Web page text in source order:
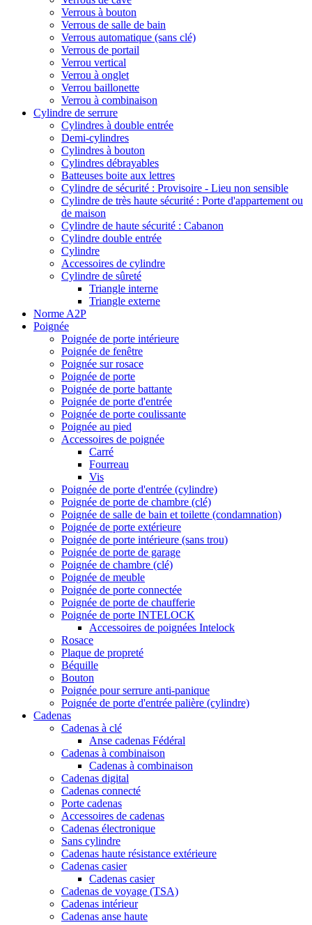
Verrous à bouton
Verrous de salle de bain
Verrous automatique (sans clé)
Verrous de portail
Verrou vertical
Verrou à onglet
Verrou baillonette
Verrou à combinaison
Cylindre de serrure
Cylindres à double entrée
Demi-cylindres
Cylindres à bouton
Cylindres débrayables
Batteuses boite aux lettres
Cylindre de sécurité : Provisoire - Lieu non sensible
Cylindre de très haute sécurité : Porte d'appartement ou
de maison
Cylindre de haute sécurité : Cabanon
Cylindre double entrée
Cylindre
Accessoires de cylindre
Cylindre de sûreté
Triangle interne
Triangle externe
Norme A2P
Poignée
Poignée de porte intérieure
Poignée de fenêtre
Poignée sur rosace
Poignée de porte
Poignée de porte battante
Poignée de porte d'entrée
Poignée de porte coulissante
Poignée au pied
Accessoires de poignée
Carré
Fourreau
Vis
Poignée de porte d'entrée (cylindre)
Poignée de porte de chambre (clé)
Poignée de salle de bain et toilette (condamnation)
Poignée de porte extérieure
Poignée de porte intérieure (sans trou)
Poignée de porte de garage
Poignée de chambre (clé)
Poignée de meuble
Poignée de porte connectée
Poignée de porte de chaufferie
Poignée de porte INTELOCK
Accessoires de poignées Intelock
Rosace
Plaque de propreté
Béquille
Bouton
Poignée pour serrure anti-panique
Poignée de porte d'entrée palière (cylindre)
Cadenas
Cadenas à clé
Anse cadenas Fédéral
Cadenas à combinaison
Cadenas à combinaison
Cadenas digital
Cadenas connecté
Porte cadenas
Accessoires de cadenas
Cadenas électronique
Sans cylindre
Cadenas haute résistance extérieure
Cadenas casier
Cadenas casier
Cadenas de voyage (TSA)
Cadenas intérieur
Cadenas anse haute